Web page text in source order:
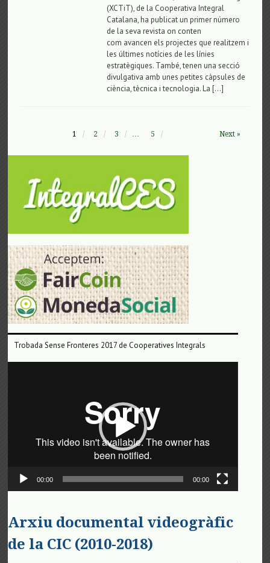
(XCTiT), de la Cooperativa Integral
Catalana, ha publicat un primer número
de la seva revista on conten
com avancen els projectes que realitzem i
les últimes notícies de les línies
estratègiques. També, tenen una secció
divulgativa amb unes petites càpsules de
ciència, tècnica i tecnologia. La […]
1 2 3 … 5 Next »
Trobada Sense Fronteres 2017 de Cooperatives Integrals
00:00 00:00
Arxiu documental videogràfic
de la CIC (2010-2018)